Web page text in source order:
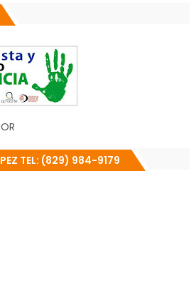
TEL: (829) 984-9179